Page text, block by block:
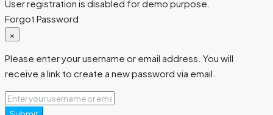
User registration is disabled for demo purpose.
Forgot Password
×
Please enter your username or email address. You will
receive a link to create a new password via email.